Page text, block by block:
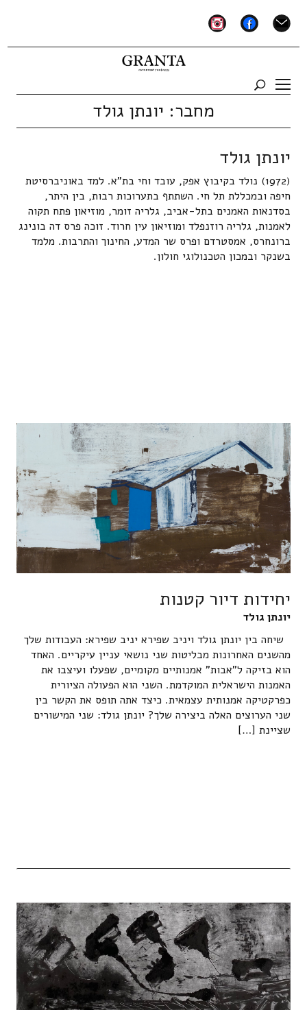
mail
facebook
instagram
מחבר: יונתן גולד
יונתן גולד
(1972) נולד בקיבוץ אפק, עובד וחי בת"א. למד באוניברסיטת
חיפה ובמכללת תל חי. השתתף בתערוכות רבות, בין היתר,
בסדנאות האמנים בתל-אביב, גלריה זומר, מוזיאון פתח תקוה
לאמנות, גלריה רוזנפלד ומוזיאון עין חרוד. זוכה פרס דה בונינג
ברונחרס, אמסטרדם ופרס שר המדע, החינוך והתרבות. מלמד
בשנקר ובמכון הטכנולוגי חולון.
יחידות דיור קטנות
יונתן גולד
שיחה בין יונתן גולד ויניב שפירא יניב שפירא: העבודות שלך
מהשנים האחרונות מבליטות שני נושאי עניין עיקריים. האחד
הוא בזיקה ל"אבות" אמנותיים מקומיים, שפעלו ועיצבו את
האמנות הישראלית המוקדמת. השני הוא הפעולה הציורית
כפרקטיקה אמנותית עצמאית. כיצד אתה תופס את הקשר בין
שני הערוצים האלה ביצירה שלך? יונתן גולד: שני המישורים
שציינת […]